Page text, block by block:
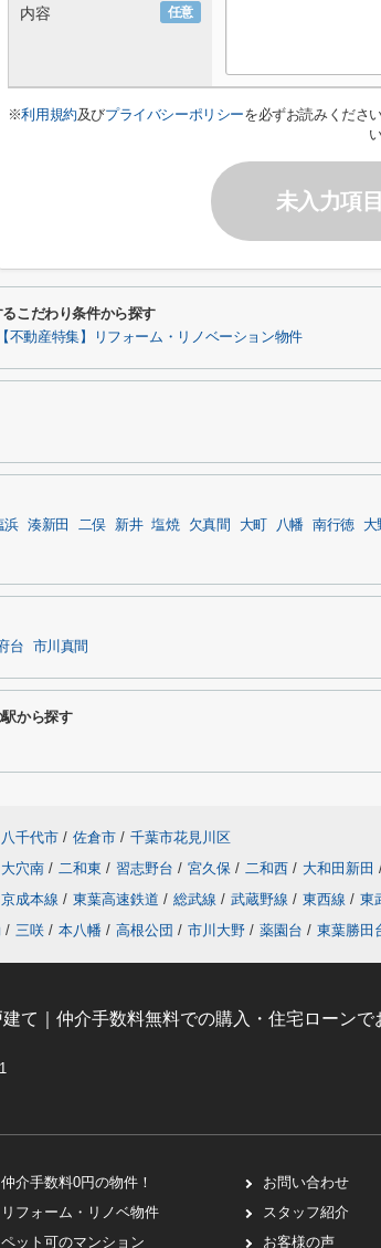
任意
内容
※利用規約及びプライバシーポリシーを必ずお読みくださ
未入力項
こだわり条件から探す
【不動産特集】リフォーム・リノベーション物件
浜 湊新田 二俣 新井 塩焼 欠真間 大町 八幡 南行徳 大
台 市川真間
から探す
八千代市 / 佐倉市 / 千葉市花見川区
大穴南 / 二和東 / 習志野台 / 宮久保 / 二和西 / 大和田新田
京成本線 / 東葉高速鉄道 / 総武線 / 武蔵野線 / 東西線 / 東
/ 三咲 / 本八幡 / 高根公団 / 市川大野 / 薬園台 / 東葉勝田
て｜仲介手数料無料での購入・住宅ローン
仲介手数料0円の物件！
リフォーム・リノベ物件
ペット可のマンション
お問い合わせ
スタッフ紹介
お客様の声